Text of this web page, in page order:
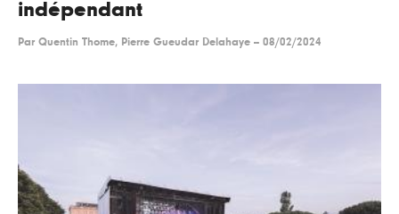
indépendant
Par Quentin Thome, Pierre Gueudar Delahaye -- 08/02/2024